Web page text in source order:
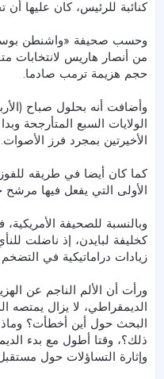
كنائبة للرئيس، كان عليها
وحسب صحيفة «واشنطن
من أنصار هاريس لانتخابات
حجم هزيمة ترمب صادما.
الولايات السبع المتأرجحة
الأخيرتين بمجرد فرز الأصوات.
كما كان أيضا في طريقه
الأولى التي يفعل فيها مرشح
وبالنسبة للصحيفة
كخليفة لبايدن، إذ ناضلت
زيادات دراماتيكية في
ورأت أن الألم الناجم عن
الديمقراطي، لا يزال
البحث حول أين أخطأت؟
ذلك؟، وقتا أطول مع بدء
وإثارة التساؤلات حول